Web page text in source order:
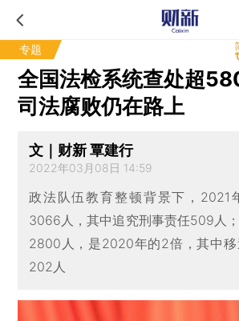
专题
全国法检系统查处超
司法腐败仍在路上
文｜财新 覃建行
2022年03月08日 14:59
政法队伍教育整顿背景下，2021
3066人，其中追究刑事责任509人
2800人，是2020年的2倍，其中
202人